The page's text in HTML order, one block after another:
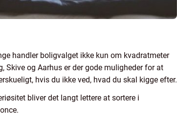
handler boligvalget ikke kun om kvadratmeter
Skive og Aarhus er der gode muligheder for at
hvis du ikke ved, hvad du skal kigge efter.
bliver det langt lettere at sortere i